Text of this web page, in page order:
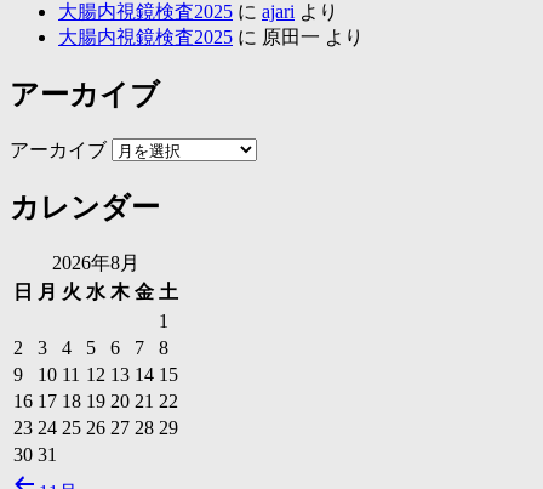
大腸内視鏡検査2025 に ajari より
大腸内視鏡検査2025 に 原田一 より
アーカイブ
アーカイブ
カレンダー
2026年8月
日
月 火 水 木 金 土
1
2
3 4 5 6 7
8
9
10 11 12 13 14 15
16 17 18 19 20 21 22
23 24 25 26 27 28 29
30 31